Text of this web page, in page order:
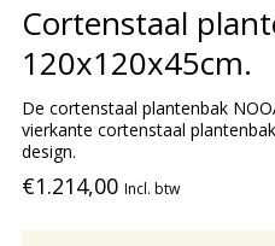
Cortenstaal
120x120x45cm.
De cortenstaal plantenbak
vierkante cortenstaal
design.
€1.214,00 Incl. btw